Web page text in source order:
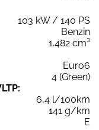
103 kW / 140 PS
Benzin
1.482 cm³
Euro6
4 (Green)
6,4 l/100km
141 g/km
E